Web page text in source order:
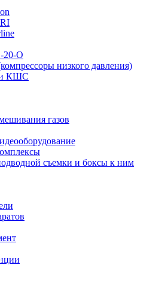
20-O
низкого давления)
и КШС
газов
съемки и боксы к ним